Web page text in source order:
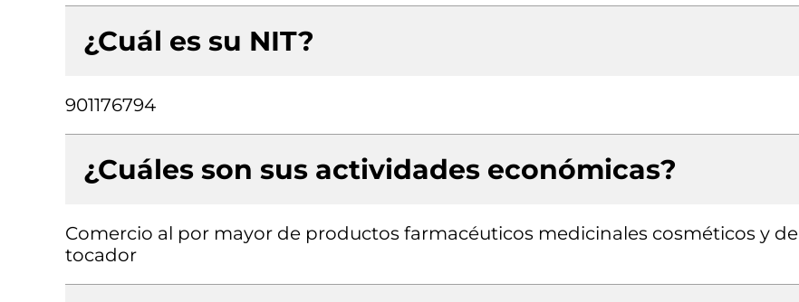
¿Cuál es su NIT?
901176794
¿Cuáles son sus actividades económicas?
Comercio al por mayor de productos farmacéuticos medicinales cosméticos y de
tocador